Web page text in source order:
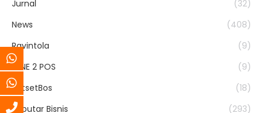
Jurnal
(32)
News
(408)
Ravintola
(9)
RENE 2 POS
(9)
SatsetBos
(18)
Seputar Bisnis
(293)